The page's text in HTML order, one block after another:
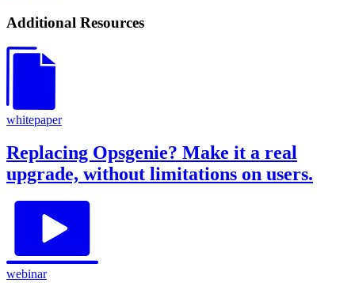
Additional Resources
whitepaper
Replacing Opsgenie? Make it a real
upgrade, without limitations on users.
webinar